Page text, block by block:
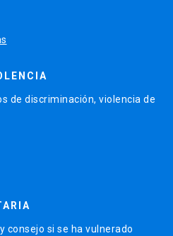
de discriminación, violencia de
consejo si se ha vulnerado